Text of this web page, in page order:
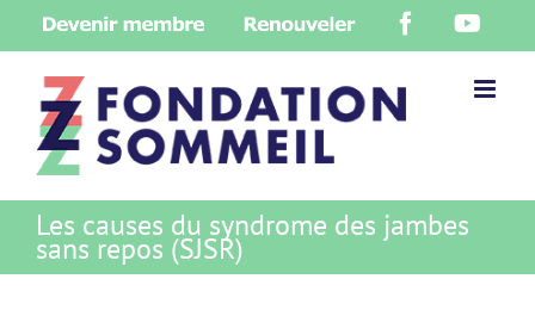
Devenir
membre
Renouveler Facebook
Les causes du syndrome des jambes
sans repos (SJSR)